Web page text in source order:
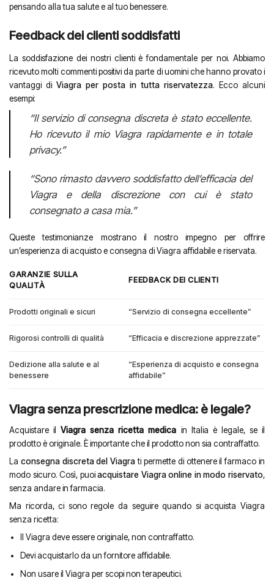
pensando alla tua salute e al tuo benessere.
Feedback dei clienti soddisfatti
La soddisfazione dei nostri clienti è fondamentale per noi. Abbiamo
ricevuto molti commenti positivi da parte di uomini che hanno provato i
vantaggi di Viagra per posta in tutta riservatezza. Ecco alcuni
esempi:
“Il servizio di consegna discreta è stato eccellente.
Ho ricevuto il mio Viagra rapidamente e in totale
privacy.”
“Sono rimasto davvero soddisfatto dell’efficacia del
Viagra e della discrezione con cui è stato
consegnato a casa mia.”
Queste testimonianze mostrano il nostro impegno per offrire
un’esperienza di acquisto e consegna di Viagra affidabile e riservata.
GARANZIE SULLA
QUALITÀ
FEEDBACK DEI CLIENTI
Prodotti originali e sicuri “Servizio di consegna eccellente”
Rigorosi controlli di qualità “Efficacia e discrezione apprezzate”
Dedizione alla salute e al
benessere
“Esperienza di acquisto e consegna
affidabile”
Viagra senza prescrizione medica: è legale?
Acquistare ilViagra senza ricetta medica in Italia è legale, se il
prodotto è originale. È importante che il prodotto non sia contraffatto.
La consegna discreta del Viagrati permette di ottenere il farmaco in
modo sicuro. Così, puoiacquistare Viagra online in modo riservato,
senza andare in farmacia.
Ma ricorda, ci sono regole da seguire quando si acquista Viagra
senza ricetta:
Il Viagra deve essere originale, non contraffatto.
Devi acquistarlo da un fornitore affidabile.
Non usare il Viagra per scopi non terapeutici.